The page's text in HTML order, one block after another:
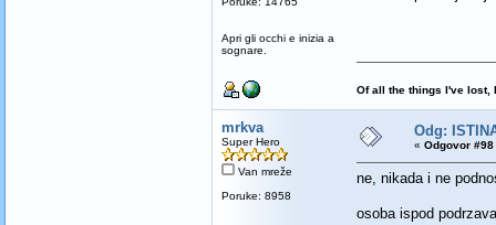
Apri gli occhi e inizia a
sognare.
Of all the things I've lost,
mrkva
Super Hero
Van mreže
Poruke: 8958
Odg:
« Odgovor
ne, nikada i ne
osoba ispod